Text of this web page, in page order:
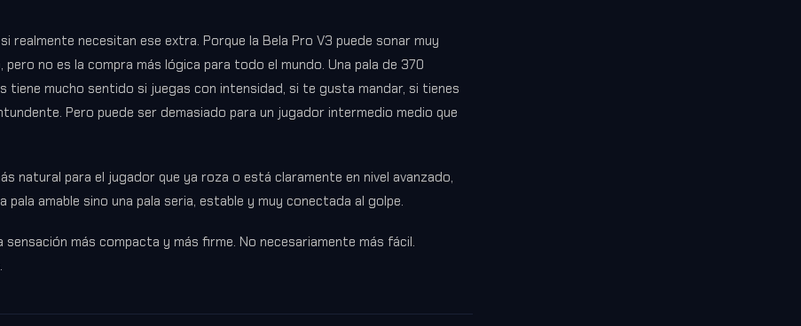
realmente necesitan ese extra. Porque la Bela Pro V3 puede sonar muy
no es la compra más lógica para todo el mundo. Una pala de 370
mucho sentido si juegas con intensidad, si te gusta mandar, si tienes
Pero puede ser demasiado para un jugador intermedio medio que
natural para el jugador que ya roza o está claramente en nivel avanzado,
amable sino una pala seria, estable y muy conectada al golpe.
más compacta y más firme. No necesariamente más fácil.